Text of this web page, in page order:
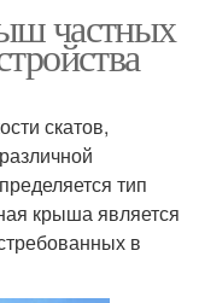
частных
скатов,
тип
крыша является
в